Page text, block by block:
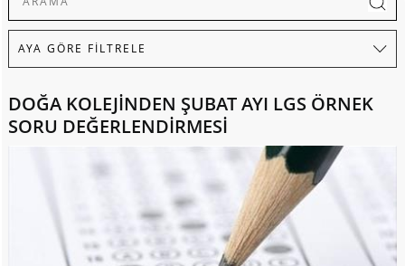
DOĞA KOLEJİNDEN ŞUBAT AYI LGS ÖRNEK
SORU DEĞERLENDİRMESİ